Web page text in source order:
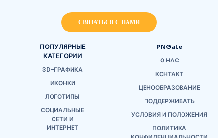
СВЯЗАТЬСЯ С НАМИ
ПОПУЛЯРНЫЕ
КАТЕГОРИИ
3D-ГРАФИКА
ИКОНКИ
ЛОГОТИПЫ
СОЦИАЛЬНЫЕ
СЕТИ И
ИНТЕРНЕТ
PNGate
О НАС
КОНТАКТ
ЦЕНООБРАЗОВАНИЕ
ПОДДЕРЖИВАТЬ
УСЛОВИЯ И ПОЛОЖЕНИЯ
ПОЛИТИКА